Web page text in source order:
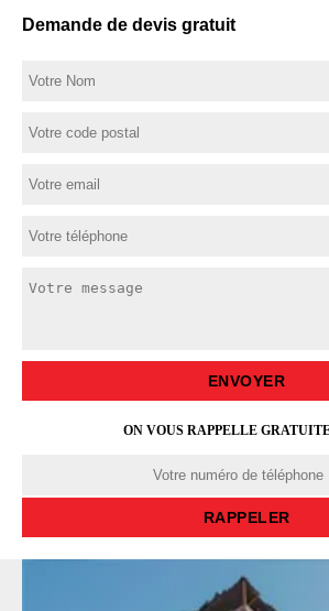
Demande de devis gratuit
ON VOUS RAPPELLE